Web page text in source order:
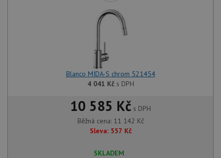
Blanco MIDA-S chrom 521454
4 041 Kčs DPH
10 585 Kč s DPH
Běžná cena: 11 142 Kč
Sleva: 557 Kč
SKLADEM